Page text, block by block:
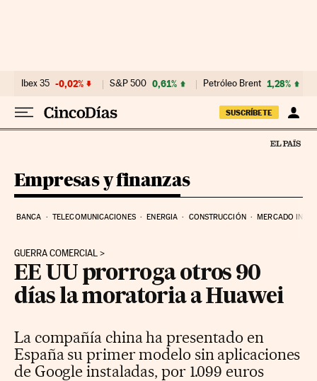
Ibex 35 -0,02% S&P 500 0,61% Petróleo Brent 1,28%
SUSCRÍBETE
Empresas y finanzas
BANCA TELECOMUNICACIONES ENERGIA CONSTRUCCIÓN MERCADO
GUERRA COMERCIAL
EE UU prorroga otros 90
días la moratoria a Huawei
La compañía china ha presentado en
España su primer modelo sin aplicaciones
de Google instaladas, por 1.099 euros